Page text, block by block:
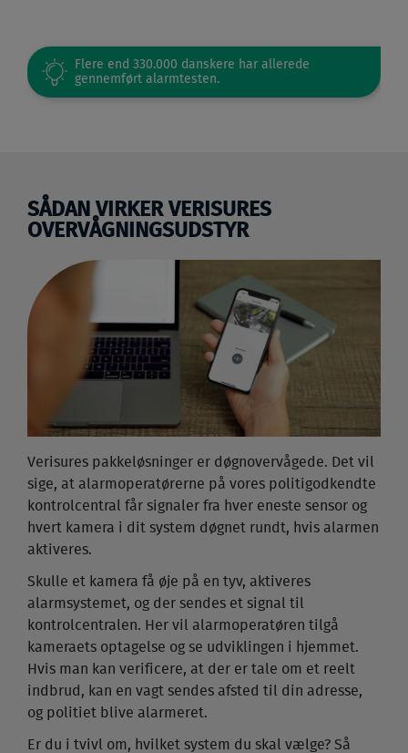
SÅDAN VIRKER VERISURES
OVERVÅGNINGSUDSTYR
Verisures pakkeløsninger er døgnovervågede. Det vil
sige, at alarmoperatørerne på vores politigodkendte
kontrolcentral får signaler fra hver eneste sensor og
hvert kamera i dit system døgnet rundt, hvis alarmen
aktiveres.
Skulle et kamera få øje på en tyv, aktiveres
alarmsystemet, og der sendes et signal til
kontrolcentralen. Her vil alarmoperatøren tilgå
kameraets optagelse og se udviklingen i hjemmet.
Hvis man kan verificere, at der er tale om et reelt
indbrud, kan en vagt sendes afsted til din adresse,
og politiet blive alarmeret.
Er du i tvivl om, hvilket system du skal vælge? Så